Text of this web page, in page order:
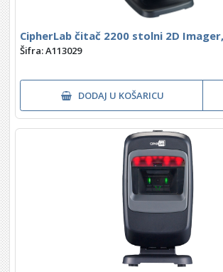
CipherLab čitač 2200 stolni 2D
Šifra: A113029
DODAJ U KOŠARICU